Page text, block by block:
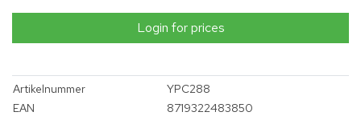
Login for prices
Artikelnummer
YPC288
EAN
8719322483850